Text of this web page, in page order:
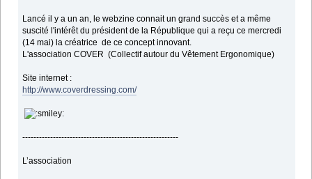
Lancé il y a un an, le webzine connait un grand succès et a même
suscité l'intérêt du président de la République qui a reçu ce mercredi
(14 mai) la créatrice de ce concept innovant.
L'association COVER (Collectif autour du Vêtement Ergonomique)
Site internet :
http://www.coverdressing.com/
--------------------------------------------------------
L’association